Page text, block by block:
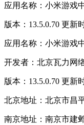
应用名称：小米游戏
版本：13.5.0.70 更新
应用名称：小米游戏
开发者：北京瓦力网
版本：13.5.0.70 更新
北京地址：北京市昌
南京地址：南京市建